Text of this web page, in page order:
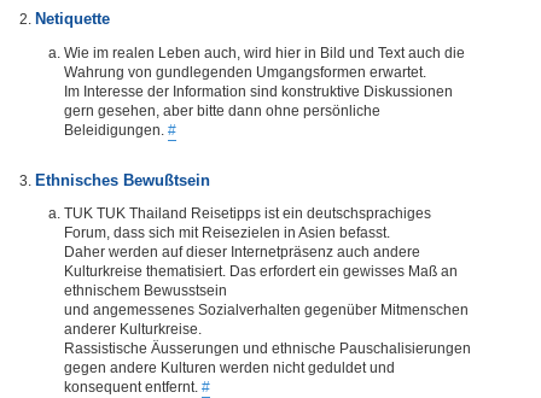
Netiquette
Wie im realen Leben auch, wird hier in Bild und Text auch die
Wahrung von gundlegenden Umgangsformen erwartet.
Im Interesse der Information sind konstruktive Diskussionen
gern gesehen, aber bitte dann ohne persönliche
Beleidigungen. #
Ethnisches Bewußtsein
TUK TUK Thailand Reisetipps ist ein deutschsprachiges
Forum, dass sich mit Reisezielen in Asien befasst.
Daher werden auf dieser Internetpräsenz auch andere
Kulturkreise thematisiert. Das erfordert ein gewisses Maß an
ethnischem Bewusstsein
und angemessenes Sozialverhalten gegenüber Mitmenschen
anderer Kulturkreise.
Rassistische Äusserungen und ethnische Pauschalisierungen
gegen andere Kulturen werden nicht geduldet und
konsequent entfernt. #